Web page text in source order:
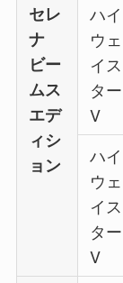
​セレ
ナ
ビー
ムス
エデ
ィシ
ョン​
ハイ
ウェ
イス
ター
V
ハイ
ウェ
イス
ター
V